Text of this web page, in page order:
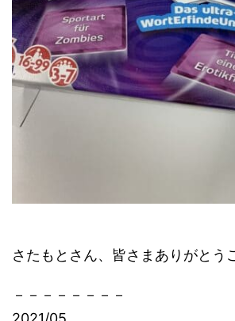
さたもとさん、皆さまありがとう
－－－－－－－－